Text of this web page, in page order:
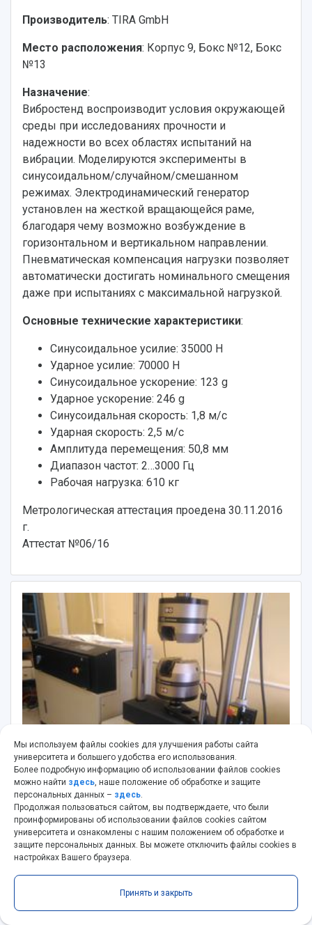
Производитель: TIRA GmbH
Место расположения: Корпус 9, Бокс №12, Бокс
№13
Назначение:
Вибростенд воспроизводит условия окружающей
среды при исследованиях прочности и
надежности во всех областях испытаний на
вибрации. Моделируются эксперименты в
синусоидальном/случайном/смешанном
режимах. Электродинамический генератор
установлен на жесткой вращающейся раме,
благодаря чему возможно возбуждение в
горизонтальном и вертикальном направлении.
Пневматическая компенсация нагрузки позволяет
автоматически достигать номинального смещения
даже при испытаниях с максимальной нагрузкой.
Основные технические характеристики:
Синусоидальное усилие: 35000 Н
Ударное усилие: 70000 Н
Синусоидальное ускорение: 123 g
Ударное ускорение: 246 g
Синусоидальная скорость: 1,8 м/с
Ударная скорость: 2,5 м/с
Амплитуда перемещения: 50,8 мм
Диапазон частот: 2…3000 Гц
Рабочая нагрузка: 610 кг
Метрологическая аттестация проедена 30.11.2016
г.
Аттестат №06/16
Универсальная испытательная машина
Instron 8802
Подразделение: ЦКП "Учебно-научный
производственный центр "Вибрационная
прочность и надежность аэрокосмических
Мы используем файлы cookies для улучшения работы сайта
университета и большего удобства его использования.
Более подробную информацию об использовании файлов cookies
можно найти здесь, наше положение об обработке и защите
персональных данных – здесь.
Продолжая пользоваться сайтом, вы подтверждаете, что были
проинформированы об использовании файлов cookies сайтом
университета и ознакомлены с нашим положением об обработке и
защите персональных данных. Вы можете отключить файлы cookies в
настройках Вашего браузера.
Принять и закрыть